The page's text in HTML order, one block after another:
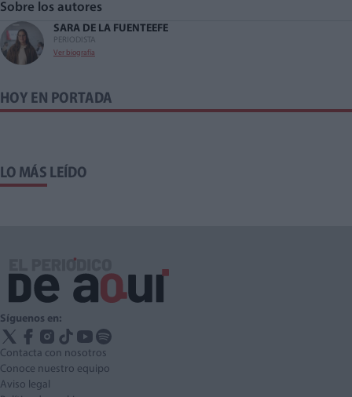
Sobre los autores
SARA DE LA FUENTE
PERIODISTA
Ver biografía
EFE
HOY EN PORTADA
LO MÁS LEÍDO
Síguenos en:
Contacta con nosotros
Conoce nuestro equipo
Aviso legal